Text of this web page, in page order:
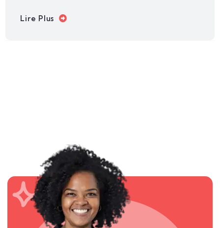
Lire Plus